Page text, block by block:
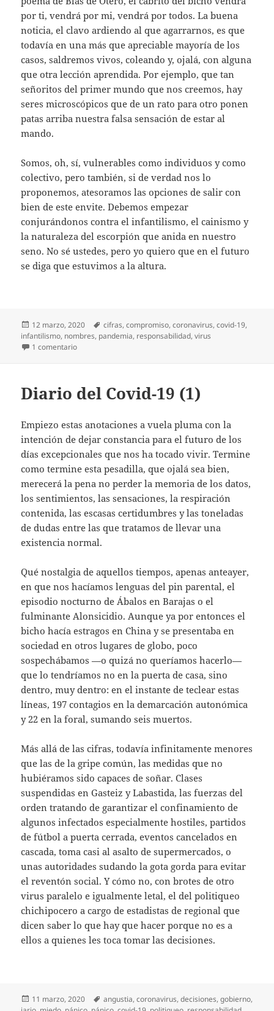
por ti, vendrá por mi, vendrá por todos. La buena
noticia, el clavo ardiendo al que agarrarnos, es que
todavía en una más que apreciable mayoría de los
casos, saldremos vivos, coleando y, ojalá, con alguna
que otra lección aprendida. Por ejemplo, que tan
señoritos del primer mundo que nos creemos, hay
seres microscópicos que de un rato para otro ponen
patas arriba nuestra falsa sensación de estar al
mando.
Somos, oh, sí, vulnerables como individuos y como
colectivo, pero también, si de verdad nos lo
proponemos, atesoramos las opciones de salir con
bien de este envite. Debemos empezar
conjurándonos contra el infantilismo, el cainismo y
la naturaleza del escorpión que anida en nuestro
seno. No sé ustedes, pero yo quiero que en el futuro
se diga que estuvimos a la altura.
Publicado
el
12 marzo, 2020 Etiquetas
cifras,compromiso,coronavirus,covid-19,
infantilismo, nombres, pandemia, responsabilidad,virus
1 comentarioen Diario del covid-19 (2)
Diario del Covid-19 (1)
Empiezo estas anotaciones a vuela pluma con la
intención de dejar constancia para el futuro de los
días excepcionales que nos ha tocado vivir. Termine
como termine esta pesadilla, que ojalá sea bien,
merecerá la pena no perder la memoria de los datos,
los sentimientos, las sensaciones, la respiración
contenida, las escasas certidumbres y las toneladas
de dudas entre las que tratamos de llevar una
existencia normal.
Qué nostalgia de aquellos tiempos, apenas anteayer,
en que nos hacíamos lenguas del pin parental, el
episodio nocturno de Ábalos en Barajas o el
fulminante Alonsicidio. Aunque ya por entonces el
bicho hacía estragos en China y se presentaba en
sociedad en otros lugares de globo, poco
sospechábamos —o quizá no queríamos hacerlo—
que lo tendríamos no en la puerta de casa, sino
dentro, muy dentro: en el instante de teclear estas
líneas, 197 contagios en la demarcación autonómica
y 22 en la foral, sumando seis muertos.
Más allá de las cifras, todavía infinitamente menores
que las de la gripe común, las medidas que no
hubiéramos sido capaces de soñar. Clases
suspendidas en Gasteiz y Labastida, las fuerzas del
orden tratando de garantizar el confinamiento de
algunos infectados especialmente hostiles, partidos
de fútbol a puerta cerrada, eventos cancelados en
cascada, toma casi al asalto de supermercados, o
unas autoridades sudando la gota gorda para evitar
el reventón social. Y cómo no, con brotes de otro
virus paralelo e igualmente letal, el del politiqueo
chichipocero a cargo de estadistas de regional que
dicen saber lo que hay que hacer porque no es a
ellos a quienes les toca tomar las decisiones.
Publicado
11 marzo, 2020 Etiquetas
angustia,coronavirus,decisiones,gobierno,